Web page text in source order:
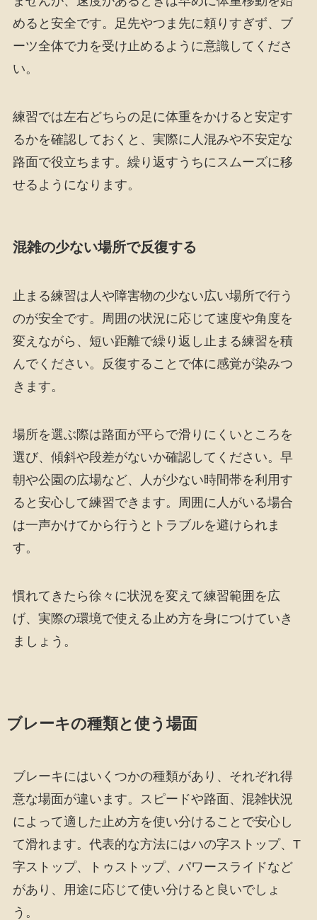
めると安全です。足先やつま先に頼りすぎず、ブ
ーツ全体で力を受け止めるように意識してくださ
い。
練習では左右どちらの足に体重をかけると安定す
るかを確認しておくと、実際に人混みや不安定な
路面で役立ちます。繰り返すうちにスムーズに移
せるようになります。
混雑の少ない場所で反復する
止まる練習は人や障害物の少ない広い場所で行う
のが安全です。周囲の状況に応じて速度や角度を
変えながら、短い距離で繰り返し止まる練習を積
んでください。反復することで体に感覚が染みつ
きます。
場所を選ぶ際は路面が平らで滑りにくいところを
選び、傾斜や段差がないか確認してください。早
朝や公園の広場など、人が少ない時間帯を利用す
ると安心して練習できます。周囲に人がいる場合
は一声かけてから行うとトラブルを避けられま
す。
慣れてきたら徐々に状況を変えて練習範囲を広
げ、実際の環境で使える止め方を身につけていき
ましょう。
ブレーキの種類と使う場面
ブレーキにはいくつかの種類があり、それぞれ得
意な場面が違います。スピードや路面、混雑状況
によって適した止め方を使い分けることで安心し
て滑れます。代表的な方法にはハの字ストップ、T
字ストップ、トゥストップ、パワースライドなど
があり、用途に応じて使い分けると良いでしょ
う。